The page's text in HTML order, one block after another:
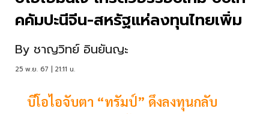
คคัมปะนีจีน-สหรัฐแห่ลงทุนไทยเพิ่ม
By ชาญวิทย์ อินยันญะ
25 พ.ย. 67 | 21:11 น.
บีโอไอจับตา “ทรัมป์” ดึงลงทุนกลับ